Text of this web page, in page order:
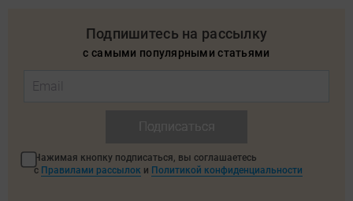
Подпишитесь на рассылку
с самыми популярными статьями
Нажимая кнопку подписаться, вы соглашаетесь
с Правилами рассылок и Политикой конфиденциальности